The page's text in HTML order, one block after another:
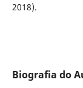
2018).
Biografia do